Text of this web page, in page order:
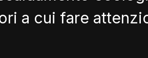
a cui fare